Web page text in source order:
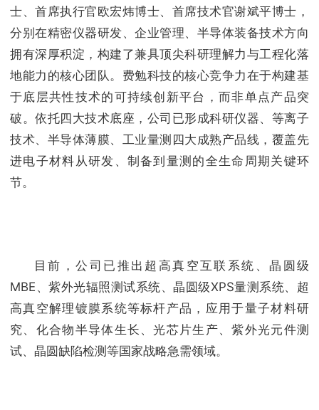
士、首席执行官欧宏炜博士、首席技术官谢斌平博士，
分别在精密仪器研发、企业管理、半导体装备技术方向
拥有深厚积淀，构建了兼具顶尖科研理解力与工程化落
地能力的核心团队。费勉科技的核心竞争力在于构建基
于底层共性技术的可持续创新平台，而非单点产品突
破。依托四大技术底座，公司已形成科研仪器、等离子
技术、半导体薄膜、工业量测四大成熟产品线，覆盖先
进电子材料从研发、制备到量测的全生命周期关键环
节。
目前，公司已推出超高真空互联系统、晶圆级
MBE、紫外光辐照测试系统、晶圆级XPS量测系统、超
高真空解理镀膜系统等标杆产品，应用于量子材料研
究、化合物半导体生长、光芯片生产、紫外光元件测
试、晶圆缺陷检测等国家战略急需领域。